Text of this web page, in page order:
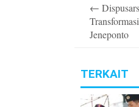
navigation
←
Jeneponto
TERKAIT